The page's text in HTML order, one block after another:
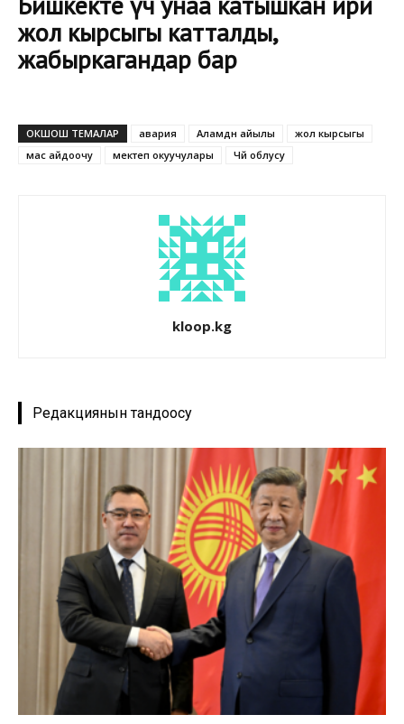
жол кырсыгы катталды,
жабыркагандар бар
ОКШОШ ТЕМАЛАР авария Аламүдүн айылы
жол кырсыгы
мас айдоочу
мектеп окуучулары Чүй облусу
kloop.kg
Редакциянын тандоосу